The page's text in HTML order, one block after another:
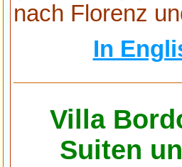
nach Florenz
In
Villa
Suiten